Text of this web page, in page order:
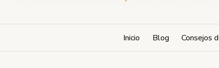
Inicio Blog Consejos